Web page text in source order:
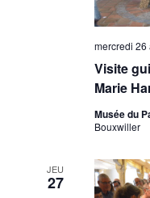
Visite
Marie
mercredi 26
Musée du
Bouxwiller
JEU
27